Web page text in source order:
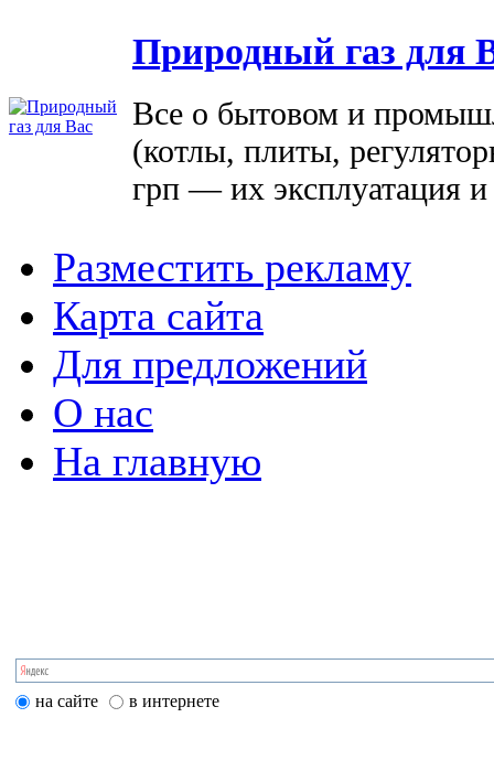
Природный газ для
Все о бытовом и
(котлы, плиты,
грп — их эксплуатация
Разместить рекламу
Карта сайта
Для предложений
О нас
На главную
на сайте в интернете